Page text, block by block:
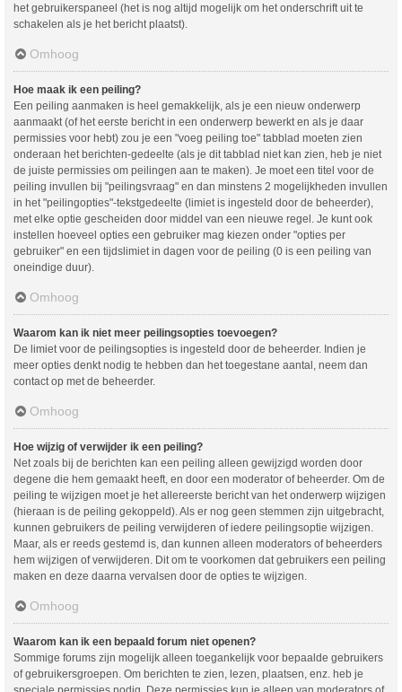
het gebruikerspaneel (het is nog altijd mogelijk om het onderschrift uit te
schakelen als je het bericht plaatst).
Omhoog
Hoe maak ik een peiling?
Een peiling aanmaken is heel gemakkelijk, als je een nieuw onderwerp
aanmaakt (of het eerste bericht in een onderwerp bewerkt en als je daar
permissies voor hebt) zou je een "voeg peiling toe" tabblad moeten zien
onderaan het berichten-gedeelte (als je dit tabblad niet kan zien, heb je niet
de juiste permissies om peilingen aan te maken). Je moet een titel voor de
peiling invullen bij "peilingsvraag" en dan minstens 2 mogelijkheden invullen
in het "peilingopties"-tekstgedeelte (limiet is ingesteld door de beheerder),
met elke optie gescheiden door middel van een nieuwe regel. Je kunt ook
instellen hoeveel opties een gebruiker mag kiezen onder "opties per
gebruiker" en een tijdslimiet in dagen voor de peiling (0 is een peiling van
oneindige duur).
Omhoog
Waarom kan ik niet meer peilingsopties toevoegen?
De limiet voor de peilingsopties is ingesteld door de beheerder. Indien je
meer opties denkt nodig te hebben dan het toegestane aantal, neem dan
contact op met de beheerder.
Omhoog
Hoe wijzig of verwijder ik een peiling?
Net zoals bij de berichten kan een peiling alleen gewijzigd worden door
degene die hem gemaakt heeft, en door een moderator of beheerder. Om de
peiling te wijzigen moet je het allereerste bericht van het onderwerp wijzigen
(hieraan is de peiling gekoppeld). Als er nog geen stemmen zijn uitgebracht,
kunnen gebruikers de peiling verwijderen of iedere peilingsoptie wijzigen.
Maar, als er reeds gestemd is, dan kunnen alleen moderators of beheerders
hem wijzigen of verwijderen. Dit om te voorkomen dat gebruikers een peiling
maken en deze daarna vervalsen door de opties te wijzigen.
Omhoog
Waarom kan ik een bepaald forum niet openen?
Sommige forums zijn mogelijk alleen toegankelijk voor bepaalde gebruikers
of gebruikersgroepen. Om berichten te zien, lezen, plaatsen, enz. heb je